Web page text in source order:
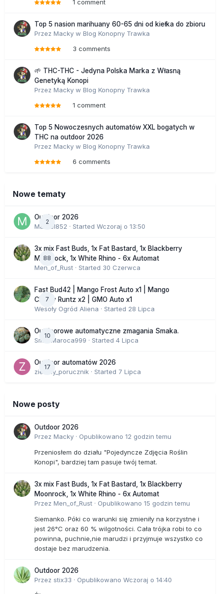
1 comment
Top 5 nasion marihuany 60-65 dni od kiełka do zbioru
Przez Macky w Blog Konopny Trawka
3 comments
🌱 THC-THC - Jedyna Polska Marka z Własną
Genetyką Konopi
Przez Macky w Blog Konopny Trawka
1 comment
Top 5 Nowoczesnych automatów XXL bogatych w
THC na outdoor 2026
Przez Macky w Blog Konopny Trawka
6 comments
Nowe tematy
2
Outdoor 2026
Marcel852 · Started Wczoraj o 13:50
88
3x mix Fast Buds, 1x Fat Bastard, 1x Blackberry
Moonrock, 1x White Rhino - 6x Automat
Men_of_Rust · Started 30 Czerwca
7
Fast Bud42 | Mango Frost Auto x1 | Mango
Cherry Runtz x2 | GMO Auto x1
Wesoły Ogród Aliena · Started 28 Lipca
10
Outdoorowe automatyczne zmagania Smaka.
SmakMaroca999 · Started 4 Lipca
17
Outdoor automatów 2026
zielony_porucznik · Started 7 Lipca
Nowe posty
Outdoor 2026
Przez Macky · Opublikowano 12 godzin temu
Przeniosłem do działu "Pojedyncze Zdjęcia Roślin
Konopi", bardziej tam pasuje twój temat.
3x mix Fast Buds, 1x Fat Bastard, 1x Blackberry
Moonrock, 1x White Rhino - 6x Automat
Przez Men_of_Rust · Opublikowano 15 godzin temu
Siemanko. Póki co warunki się zmieniły na korzystne i
jest 26°C oraz 60 % wilgotności. Cała trójka robi to co
powinna, puchnie,nie marudzi i przyjmuje wszystko co
dostaje bez marudzenia.
Outdoor 2026
Przez stix33 · Opublikowano Wczoraj o 14:40